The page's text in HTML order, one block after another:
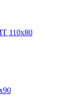
110х80